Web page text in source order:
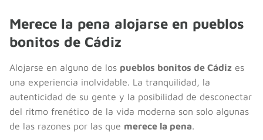
Merece la pena alojarse en pueblos
bonitos de Cádiz
Alojarse en alguno de los pueblos bonitos de Cádiz es
una experiencia inolvidable. La tranquilidad, la
autenticidad de su gente y la posibilidad de desconectar
del ritmo frenético de la vida moderna son solo algunas
de las razones por las que merece la pena.